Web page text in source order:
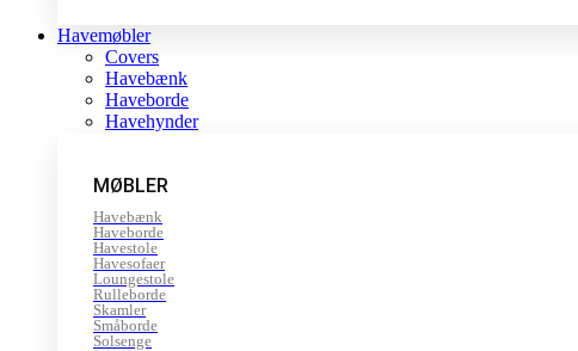
Havemøbler
Covers
Havebænk
Haveborde
Havehynder
MØBLER
Havebænk
Haveborde
Havestole
Havesofaer
Loungestole
Rulleborde
Skamler
Småborde
Solsenge